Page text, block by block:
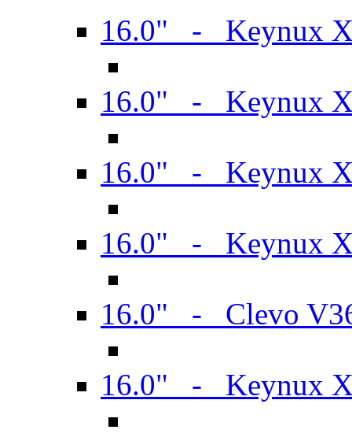
16.0" - Keynux
16.0" - Keynux
16.0" - Keynux
16.0" - Keynux
16.0" - Clevo
16.0" - Keynux